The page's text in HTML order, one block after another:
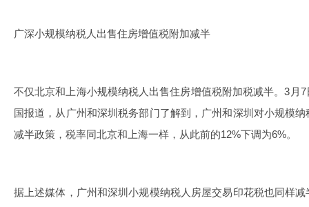
广深小规模纳税人出售住房增值税附加减半
不仅北京和上海小规模纳税人出售住房增值税附加税减半。3月
国报道，从广州和深圳税务部门了解到，广州和深圳对小规模
减半政策，税率同北京和上海一样，从此前的12%下调为6%。
据上述媒体，广州和深圳小规模纳税人房屋交易印花税也同样